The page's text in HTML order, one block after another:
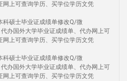
网上可查询学历、买学位学历文凭
科硕士毕业证成绩单修改Q/微
办国外大学毕业证成绩单、代办网上可
网上可查询学历、买学位学历文凭
科硕士毕业证成绩单修改Q/微
办国外大学毕业证成绩单、代办网上可
网上可查询学历、买学位学历文凭